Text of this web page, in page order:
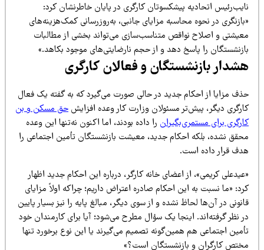
اتحادیه پیشکسوتان کارگری در پایان خاطرنشان کرد:
در نحوه محاسبه مزایای جانبی، به‌روزرسانی کمک‌هزینه‌های
و اصلاح نواقص متناسب‌سازی می‌تواند بخشی از مطالبات
را پاسخ دهد و از حجم نارضایتی‌های موجود بکاهد.»
بازنشستگان و فعالان کارگری
مزایا از احکام جدید در حالی صورت می‌گیرد که به گفته یک فعال
دیگر، پیش‌تر مسئولان وزارت کار وعده افزایشحق مسکن و بن
برای مستمری‌بگیرانرا داده بودند، اما اکنون نه‌تنها این وعده
نشده، بلکه احکام جدید، معیشت بازنشستگان تأمین اجتماعی را
قرار داده است.
کریمی»، از اعضای خانه کارگر، درباره این احکام جدید اظهار
«ما نسبت به این احکام صادره اعتراض داریم؛ چراکه اولاً مزایای
در آن‌ها لحاظ نشده و از سوی دیگر، مبالغ پایه را نیز بسیار پایین
نظر گرفته‌اند. اینجا یک سؤال مطرح می‌شود؛ آیا برای کارمندان خود
اجتماعی هم همین‌گونه تصمیم می‌گیرند یا این نوع برخورد تنها
کارگران و بازنشستگان است؟»